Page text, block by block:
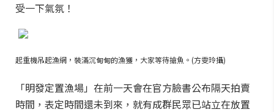
受一下氣氛！
起重機吊起漁網，裝滿沉甸甸的漁獲，大家等待搶魚。(方雯玲攝)
「明發定置漁場」在前一天會在官方臉書公布隔天拍賣
時間，表定時間還未到來，就有成群民眾已站立在放置